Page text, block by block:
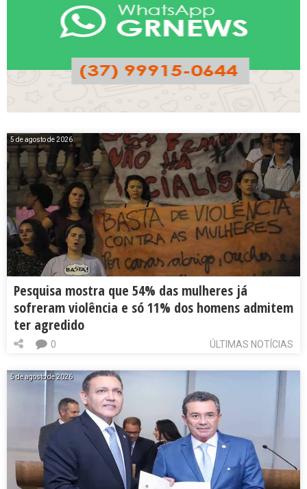
5 de agosto de 2026
Pesquisa mostra que 54% das mulheres já
sofreram violência e só 11% dos homens admitem
ter agredido
ÚLTIMAS NOTÍCIAS
0
5 de agosto de 2026